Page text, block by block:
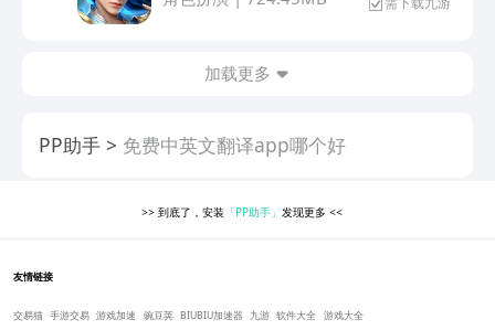
加载更多
PP助手 免费中英文翻译app哪个好
>> 到底了，安装 「PP助手」发现更多<<
友情链接
交易猫 手游交易 游戏加速 豌豆荚 BIUBIU加速器 九游 软件大全 游戏大全